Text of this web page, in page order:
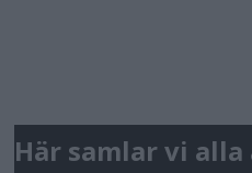
Här samlar vi